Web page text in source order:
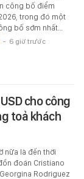
công bố điểm
trong đó một
bố sớm nhất…
- 6 giờ trước
cho công
toả khách
nữa là đến thời
đoán Cristiano
Rodriguez